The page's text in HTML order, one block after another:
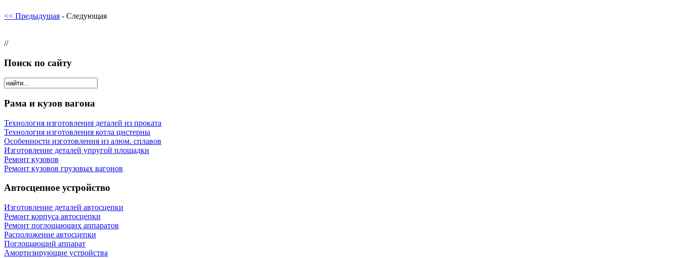
<< Предыдущая - Следующая
//
Поиск по сайту
Рама и кузов вагона
Технология изготовления деталей из проката
Технология изготовления котла цистерны
Особенности изготовления из алюм. сплавов
Изготовление деталей упругой площадки
Ремонт кузовов
Ремонт кузовов грузовых вагонов
Автосцепное устройство
Изготовление деталей автосцепки
Ремонт корпуса автосцепки
Ремонт поглощающих аппаратов
Расположение автосцепки
Поглощающий аппарат
Амортизирующие устройства